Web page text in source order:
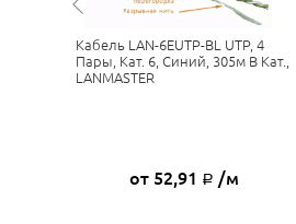
Кабель LAN-6EUTP-BL UTP, 4
Пары, Кат. 6, Синий, 305м В Кат.,
LANMASTER
от 52,91 Р /м